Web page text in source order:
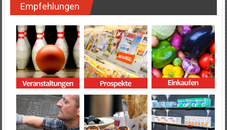
Empfehlungen